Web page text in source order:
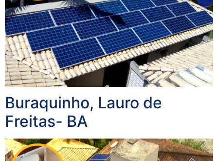
Buraquinho, Lauro de
Freitas- BA